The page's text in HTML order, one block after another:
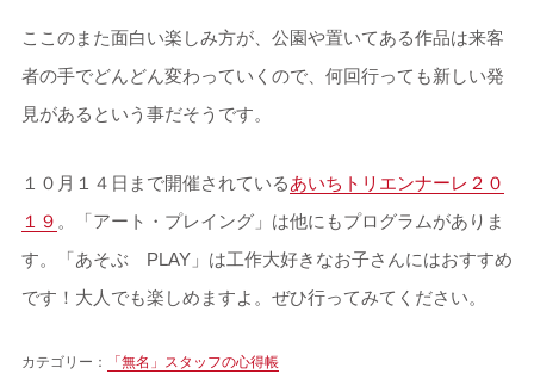
ここのまた面白い楽しみ方が、公園や置いてある作品は来客
者の手でどんどん変わっていくので、何回行っても新しい発
見があるという事だそうです。
１０月１４日まで開催されているあいちトリエンナーレ２０
１９ 。「アート・プレイング」は他にもプログラムがありま
す。「あそぶ PLAY」は工作大好きなお子さんにはおすすめ
です！大人でも楽しめますよ。ぜひ行ってみてください。
カテゴリー： 「無名」スタッフの心得帳